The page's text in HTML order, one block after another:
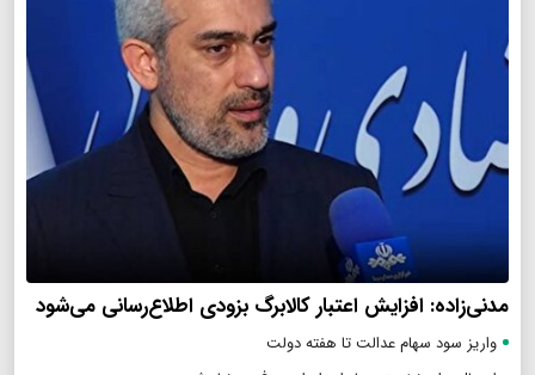
مدنی‌زاده: افزایش اعتبار کالابرگ بزودی اطلاع‌رسانی می‌شود
واریز سود سهام عدالت تا هفته دولت